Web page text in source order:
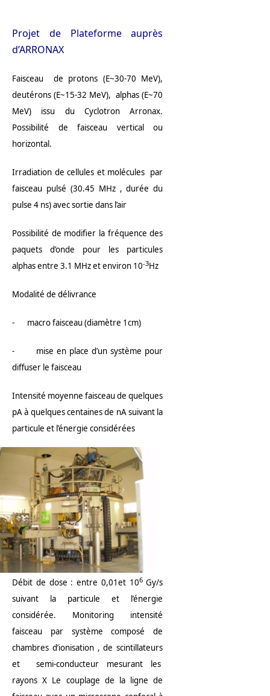
Projet de Plateforme auprès
d’ARRONAX
Faisceau de protons (E~30-70 MeV),
deutérons (E~15-32 MeV), alphas (E~70
MeV) issu du Cyclotron Arronax.
Possibilité de faisceau vertical ou
horizontal.
Irradiation de cellules et molécules par
faisceau pulsé (30.45 MHz , durée du
pulse 4 ns) avec sortie dans l’air
Possibilité de modifier la fréquence des
paquets d’onde pour les particules
alphas entre 3.1 MHz et environ 10-3Hz
Modalité de délivrance
- macro faisceau (diamètre 1cm)
- mise en place d’un système pour
diffuser le faisceau
Intensité moyenne faisceau de quelques
pA à quelques centaines de nA suivant la
particule et l’énergie considérées
Débit de dose : entre 0,01et 106Gy/s
suivant la particule et l’énergie
considérée. Monitoring intensité
faisceau par système composé de
chambres d’ionisation , de scintillateurs
et semi-conducteur mesurant les
rayons X Le couplage de la ligne de